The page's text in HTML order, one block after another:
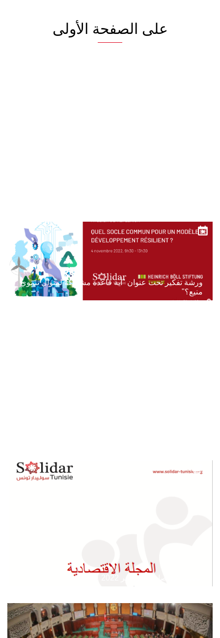
على الصفحة الأولى
ورشة تفكير تحت عنوان "أية قاعدة مشتركة لمنوال تنموي
منيع؟"
المجلة الإقتصادية - نوفمبر 2022